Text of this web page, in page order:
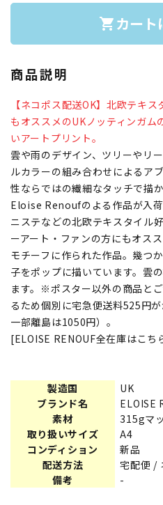
shopping_cart カート
商品説明
【ネコポス配送OK】北欧テキ
もオススメのUKノッティンガム
いアートプリント。
雲や雨のデザイン、ツリーやリ
ルカラーの組み合わせによるア
性ならではの繊細なタッチで描
Eloise Renoufのよる作品が入
ニステなどの北欧テキスタイル
ーアート・ファンの方にもオス
モチーフに作られた作品。幾つ
子をポップに描いています。雲
ます。※ポスター以外の商品と
るため個別に宅急便送料525円
一部離島は1050円）。
[ELOISE RENOUF全在庫はこち
製造国
UK
ブランド名
ELOISE
素材
315gマ
取り扱いサイズ
A4
コンディション
新品
配送方法
宅配便 /
備考
-